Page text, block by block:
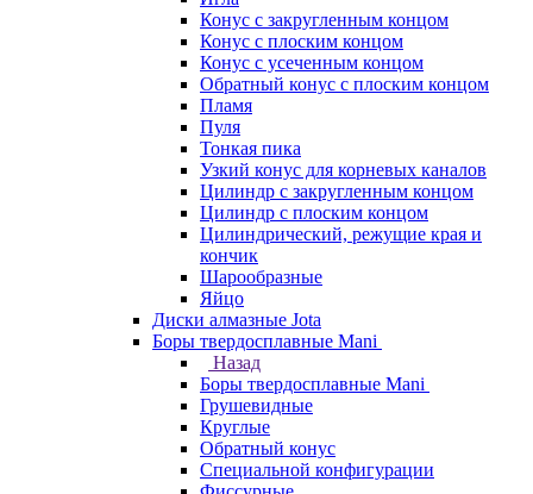
Конус с закругленным концом
Конус с плоским концом
Конус с усеченным концом
Обратный конус с плоским концом
Пламя
Пуля
Тонкая пика
Узкий конус для корневых каналов
Цилиндр с закругленным концом
Цилиндр с плоским концом
Цилиндрический, режущие края и
кончик
Шарообразные
Яйцо
Диски алмазные Jota
Боры твердосплавные Mani
Назад
Боры твердосплавные Mani
Грушевидные
Круглые
Обратный конус
Специальной конфигурации